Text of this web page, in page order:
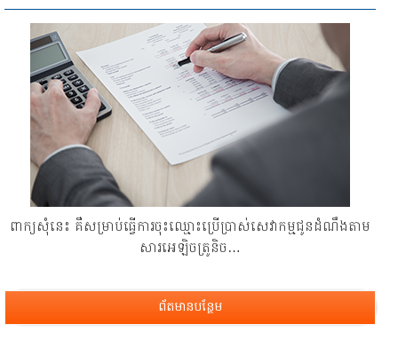
ពាក្យ​សុំ​នេះ គឺ​សម្រាប់​ធ្វើ​ការ​ចុះ​ឈ្មោះ​ប្រើ​ប្រាស់​សេវាកម្ម​ជូនដំណឹង​តាម​
សារ​អេឡិច​ត្រូនិច…
ព័តមានបន្ថែម